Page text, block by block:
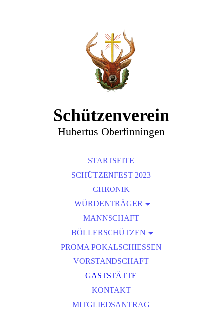
Schützenverein
Hubertus Oberfinningen
STARTSEITE
SCHÜTZENFEST 2023
CHRONIK
WÜRDENTRÄGER
SCHÜTZENKÖNIGE
VEREINSMEISTER
MANNSCHAFT
BÖLLERSCHÜTZEN
OKTOBERFEST & BÖLLERSCHIESSEN
BILDER HUBERTUSMESSE
VIDEO NEUJAHRSBÖLLERN
BILDER BÖLLER
PROMA POKALSCHIESSEN
VORSTANDSCHAFT
GASTSTÄTTE
KONTAKT
MITGLIEDSANTRAG